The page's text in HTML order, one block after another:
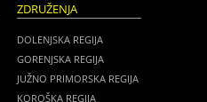
ZDRUŽENJA
DOLENJSKA REGIJA
GORENJSKA REGIJA
JUŽNO PRIMORSKA REGIJA
KOROŠKA REGIJA